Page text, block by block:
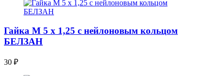
Гайка М 5 х 1,25 с нейлоновым кольцом
БЕЛЗАН
30 ₽